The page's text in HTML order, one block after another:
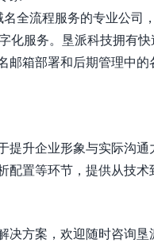
全流程服务的专业公司
化服务。垦派科技拥有
箱部署和后期管理中
升企业形象与实际沟
置等环节，提供从技
决方案，欢迎随时咨询